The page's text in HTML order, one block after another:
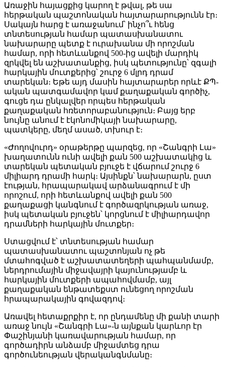
Առաջին հայացքից կարող է թվալ, թե սա
հերթական պաշտոնական հայտարարությունն էր։
Սակայն հարց է առաջանում՝ ինչո՞ւ հենց
տնտեսության համար պատասխանատու
նախարարը պետք է ուրախանա մի որոշման
համար, որի հետևանքով 500-ից ավելի մարդիկ
զրկվել են աշխատանքից, իսկ պետությունը՝ զգալի
հարկային մուտքերից՝ շուրջ 6 մլրդ դրամ
տարեկան։ Եթե այդ մասին հայտարարեր որևէ ՔՊ-
ական պատգամավոր կամ քաղաքական գործիչ,
գուցե դա ընկալվեր որպես հերթական
քաղաքական հռետորաբանություն։ Բայց երբ
նույնը անում է էկոնոմիկայի նախարարը,
պատկերը, մեղմ ասած, տխուր է։
«Ժողովուրդ» օրաթերթը պարզեց, որ «Շանգրի Լա»
խաղատունն ունի ավելի քան 500 աշխատակից և
տարեկան պետական բյուջե է վճարում շուրջ 6
միլիարդ դրամի հարկ։ Այսինքն՝ նախարարն, ըստ
էության, հրապարակավ արձանագրում է մի
որոշում, որի հետևանքով ավելի քան 500
քաղաքացի կանգնում է գործազրկության առաջ,
իսկ պետական բյուջեն՝ կորցնում է միլիարդավոր
դրամների հարկային մուտքեր։
Ստացվում է՝ տնտեսության համար
պատասխանատու պաշտոնյան ոչ թե
մտահոգված է աշխատատեղերի պահպանմամբ,
ներդրումային միջավայրի կայունությամբ և
հարկային մուտքերի ապահովմամբ, այլ
քաղաքական ենթատեքստ ունեցող որոշման
հրապարակային գովազդով։
Առավել հետաքրքիր է, որ ընդամենը մի քանի տարի
առաջ նույն «Շանգրի Լա»-ն այնքան կարևոր էր
Փաշինյանի կառավարության համար, որ
գործադիրն անձամբ միջամտեց դրա
գործունեության վերականգնմանը։